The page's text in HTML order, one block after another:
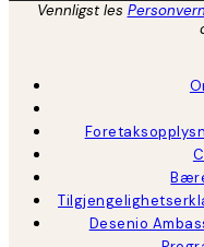
Vennligst les
Desenio